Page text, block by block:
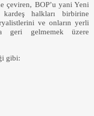
çeviren, BOP’u yani Yeni
halkları birbirine
ve onların yerli
geri gelmemek üzere
gibi: